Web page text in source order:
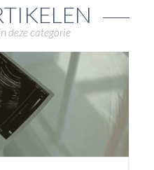
deze categorie